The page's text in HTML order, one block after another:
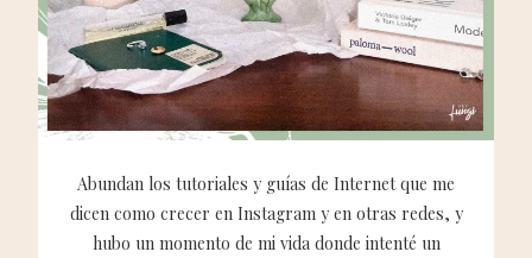
Abundan los tutoriales y guías de Internet que me
dicen como crecer en Instagram y en otras redes, y
hubo un momento de mi vida donde intenté un